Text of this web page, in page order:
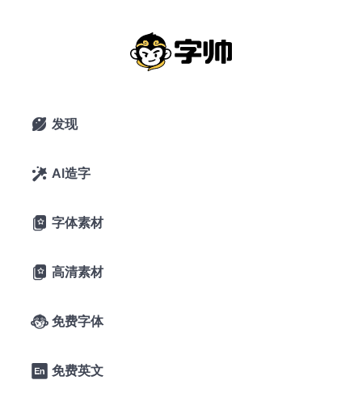
 发现
 AI造字
 字体素材
 高清素材
 免费字体
 免费英文
未来荧黑：拥有9字重更加简明现代的
超大字体家族
0 下载
18条评论
字帅千锤岁月
长，观文万遍